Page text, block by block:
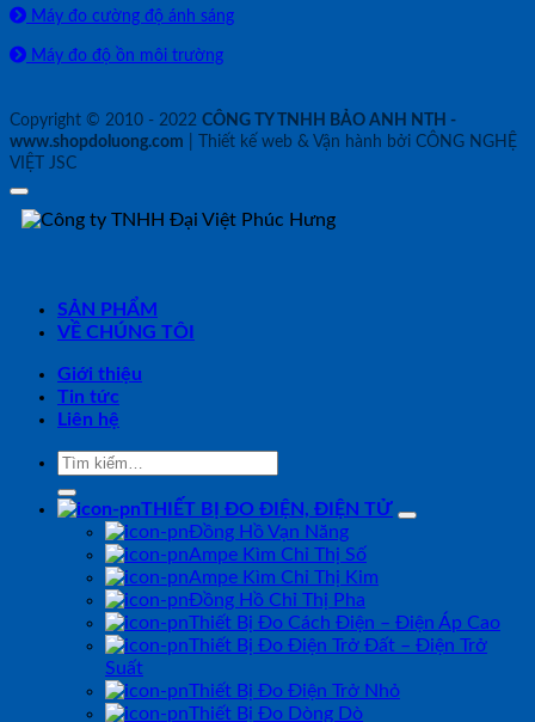
Máy đo cường độ ánh sáng
Máy đo độ ồn môi trường
Copyright © 2010 - 2022 CÔNG TY TNHH BẢO ANH NTH -
www.shopdoluong.com | Thiết kế web & Vận hành bởi CÔNG NGHỆ
VIỆT JSC
SẢN PHẨM
VỀ CHÚNG TÔI
Giới thiệu
Tin tức
Liên hệ
Tìm
THIẾT BỊ ĐO ĐIỆN, ĐIỆN TỬ
Đồng Hồ Vạn Năng
Ampe Kìm Chỉ Thị Số
Ampe Kìm Chỉ Thị Kim
Đồng Hồ Chỉ Thị Pha
Thiết Bị Đo Cách Điện – Điện Áp Cao
Thiết Bị Đo Điện Trở Đất – Điện Trở
Suất
Thiết Bị Đo Điện Trở Nhỏ
Thiết Bị Đo Dòng Dò